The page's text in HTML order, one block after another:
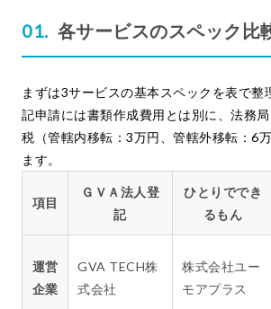
各サービスのスペック比
まずは3サービスの基本スペックを表で整
記申請には書類作成費用とは別に、法務
税（管轄内移転：3万円、管轄外移転：6
ます。
項目
ＧＶＡ法人登
記
ひとりででき
るもん
運営
企業
GVA TECH株
式会社
株式会社ユー
モアプラス